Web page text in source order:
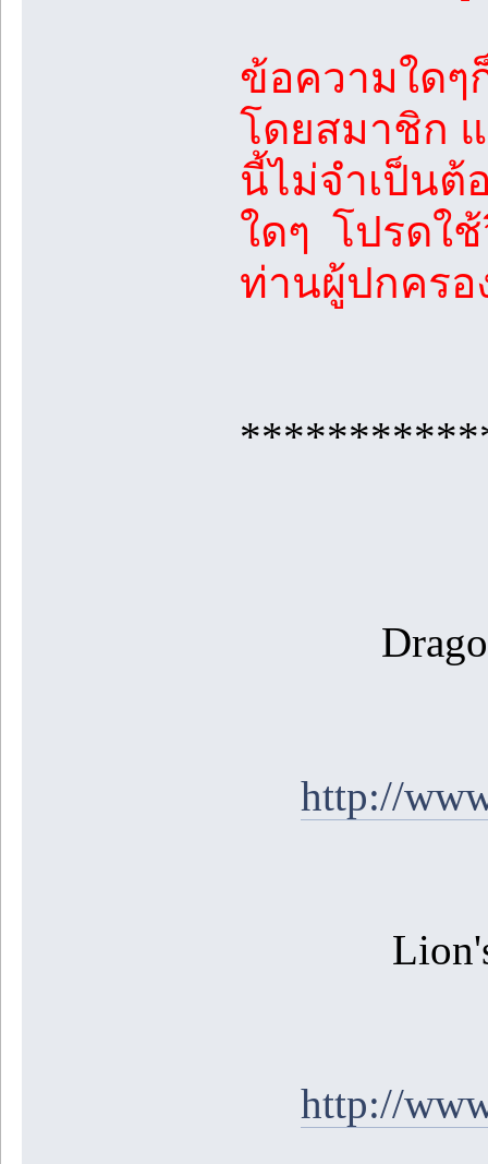
ข้อความใดๆ
โดยสมาชิก
นี้ไม่จำเป็นต้
ใดๆ โปรดใ
ท่านผู้ปกครอ
http://
http://